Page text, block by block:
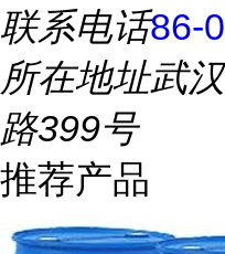
联系电话86-
所在地址武
路399号
推荐产品